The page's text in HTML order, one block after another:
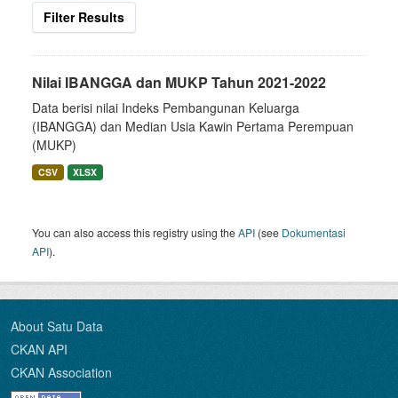
Filter Results
Nilai IBANGGA dan MUKP Tahun 2021-2022
Data berisi nilai Indeks Pembangunan Keluarga
(IBANGGA) dan Median Usia Kawin Pertama Perempuan
(MUKP)
CSV XLSX
You can also access this registry using theAPI (see Dokumentasi
API).
About Satu Data
CKAN API
CKAN Association